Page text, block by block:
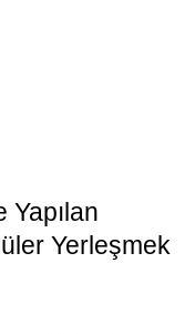
Yerleşmek